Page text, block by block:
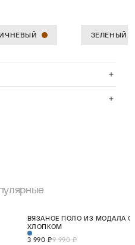
ЗЕЛЕНЫЙ
ВЯЗАНОЕ ПОЛО ИЗ МОДАЛА С
ХЛОПКОМ
3 990 ₽9 990 ₽